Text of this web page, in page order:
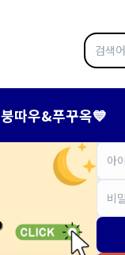
붕따우&푸꾸옥💙